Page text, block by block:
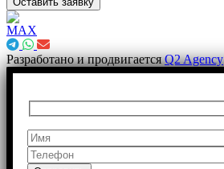
Разработано и продвигаетсяQ2 Agency